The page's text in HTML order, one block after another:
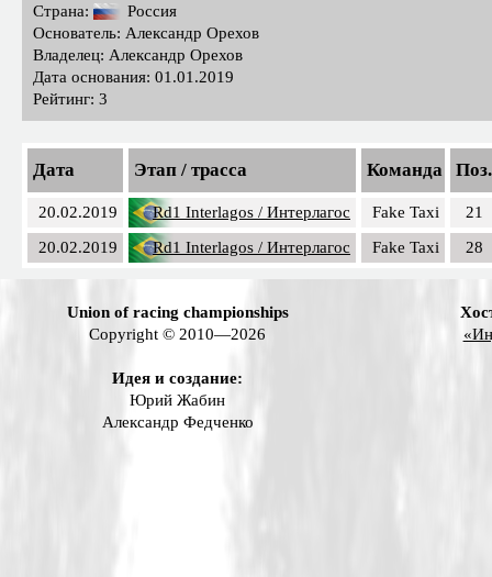
Страна:
Россия
Основатель: Александр Орехов
Владелец: Александр Орехов
Дата основания: 01.01.2019
Рейтинг: 3
Дата Этап / трасса Команда Поз.
20.02.2019 Rd1 Interlagos / Интерлагос Fake Taxi
21
20.02.2019
Rd1 Interlagos / Интерлагос Fake Taxi 28
Union of racing championships
Copyright © 2010—2026
Идея и создание:
Юрий Жабин
Александр Федченко